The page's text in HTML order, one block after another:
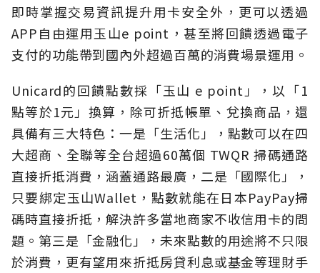
即時掌握交易資訊提升用卡安全外，更可以透過
APP自由運用玉山e point，甚至將回饋透過電子
支付的功能帶到國內外超過百萬的消費場景運用。
Unicard的回饋點數採「玉山 e point」，以「1
點等於1元」換算，除可折抵帳單、兌換商品，還
具備有三大特色：一是「生活化」，點數可以在四
大超商、全聯等全台超過60萬個 TWQR 掃碼通路
直接折抵消費，涵蓋通路最廣，二是「國際化」，
只要綁定玉山Wallet，點數就能在日本PayPay掃
碼時直接折抵，解決許多當地商家不收信用卡的問
題。第三是「金融化」，未來點數的用途將不只限
於消費，更有望用來折抵房貸利息或基金等理財手